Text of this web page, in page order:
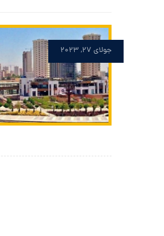
جولای ۲۷, ۲۰۲۳